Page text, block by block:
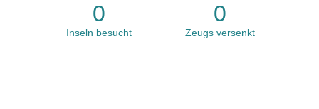
0
Inseln besucht
0
Zeugs versenkt